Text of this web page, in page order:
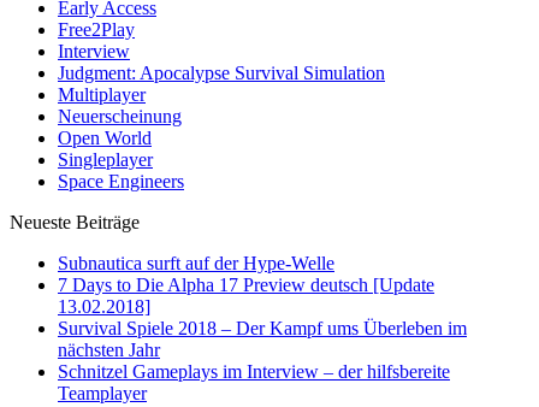
Early Access
Free2Play
Interview
Judgment: Apocalypse Survival Simulation
Multiplayer
Neuerscheinung
Open World
Singleplayer
Space Engineers
Neueste Beiträge
Subnautica surft auf der Hype-Welle
7 Days to Die Alpha 17 Preview deutsch [Update
13.02.2018]
Survival Spiele 2018 – Der Kampf ums Überleben im
nächsten Jahr
Schnitzel Gameplays im Interview – der hilfsbereite
Teamplayer